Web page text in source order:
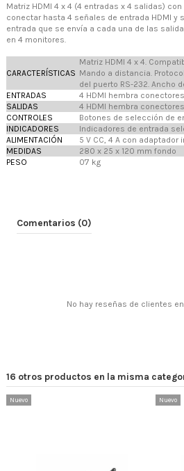
Matriz HDMI 4 x 4 (4 entradas x 4 salidas)
conectar hasta 4 señales de entrada HDMI y
entrada que se envía a cada una de las
en 4 monitores.
CARACTERÍSTICAS
Matriz HDMI 4 x 4.
Mando a distancia.
del puerto RS-232. Ancho
ENTRADAS
4 HDMI hembra
SALIDAS
4 HDMI hembra
CONTROLES
Botones de selección de
INDICADORES
Indicadores de entrada
ALIMENTACIÓN
5 V CC, 4 A con adaptador
MEDIDAS
280 x 25 x 120 mm fondo
PESO
0'7 kg
Comentarios (0)
No hay reseñas de clientes
16 otros productos en la misma
Nuevo Nuevo